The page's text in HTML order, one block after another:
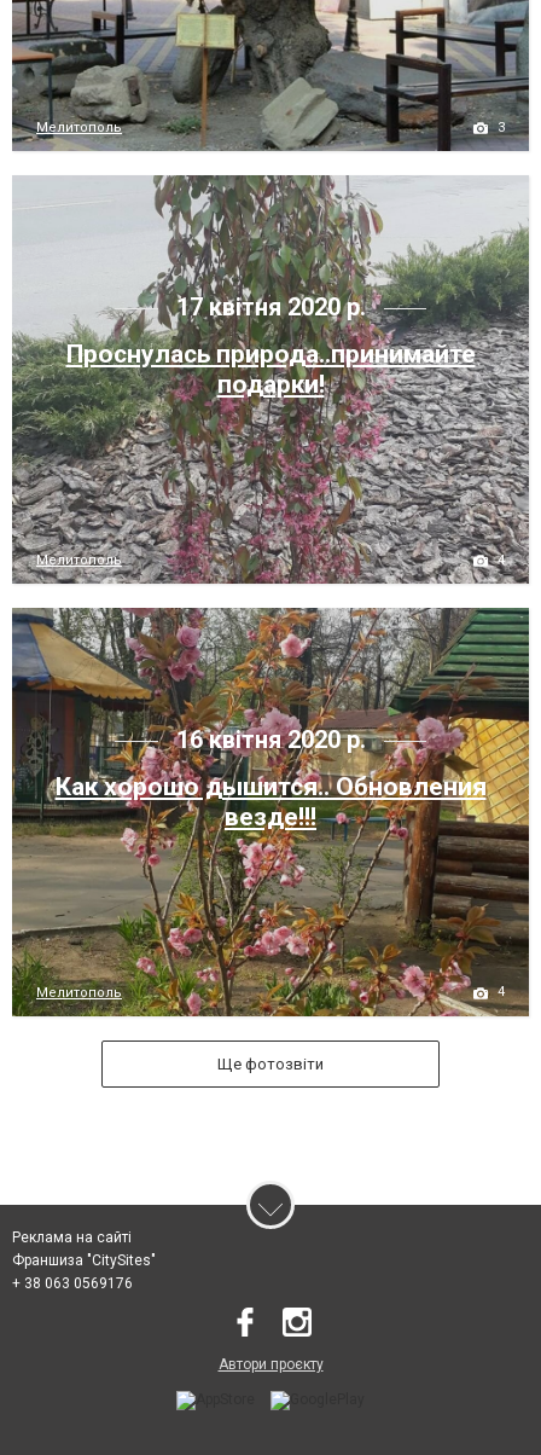
Мелитополь 3
17 квітня 2020 р.
Проснулась природа..принимайте
подарки!
Мелитополь 4
16 квітня 2020 р.
Как хорошо дышится.. Обновления
везде!!!
Мелитополь 4
Ще фотозвіти
Реклама на сайті
Франшиза "CitySites"
+ 38 063 0569176
Автори проєкту